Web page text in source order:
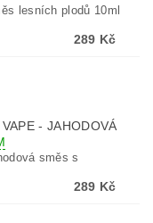
lesních plodů 10ml
289 Kč
- JAHODOVÁ
směs s
289 Kč